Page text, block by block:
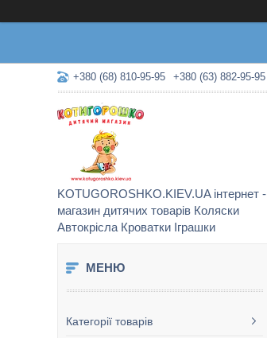
+380 (68) 810-95-95 +380 (63) 882-95-95
KOTUGOROSHKO.KIEV.UA інтернет -
магазин дитячих товарів Коляски
Автокрісла Кроватки Іграшки
Категорії товарів